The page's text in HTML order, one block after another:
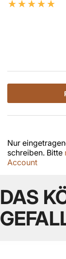
Nur
schreiben. Bitte
Account
DAS